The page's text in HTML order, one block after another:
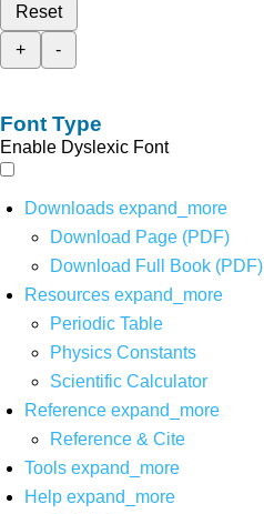
Reset
+
-
Font Type
Enable Dyslexic Font
Downloads expand_more
Download Page (PDF)
Download Full Book (PDF)
Resources expand_more
Periodic Table
Physics Constants
Scientific Calculator
Reference expand_more
Reference & Cite
Tools expand_more
Help expand_more